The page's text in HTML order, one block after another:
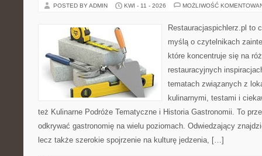
POSTED BY ADMIN KWI - 11 - 2026 MOŻLIWOŚĆ
Restauracjaspichlerz.pl to
myślą o czytelnikach
które koncentruje się na
restauracyjnych
tematach związanych z
kulinarnymi, testami i
też Kulinarne Podróże Tematyczne i Historia Gastronomii. To
odkrywać gastronomię na wielu poziomach. Odwiedzający
lecz także szerokie spojrzenie na kulturę jedzenia, […]